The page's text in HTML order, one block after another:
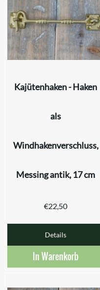
Kajütenhaken - Haken
als
Windhakenverschluss,
Messing antik, 17 cm
€22,50
Details
In Warenkorb